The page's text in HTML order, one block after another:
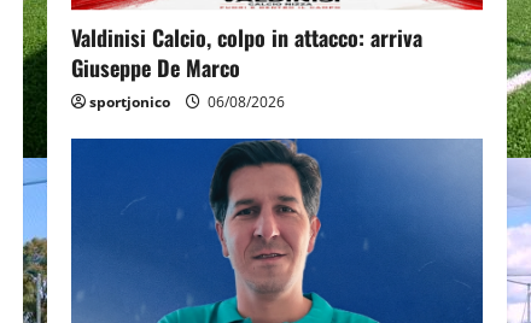
Valdinisi Calcio, colpo in attacco: arriva
Giuseppe De Marco
sportjonico 06/08/2026